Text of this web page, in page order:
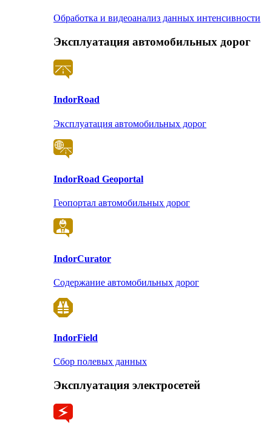
Обработка и видеоанализ данных интенсивности
Эксплуатация автомобильных дорог
IndorRoad
Эксплуатация автомобильных дорог
IndorRoad Geoportal
Геопортал автомобильных дорог
IndorCurator
Содержание автомобильных дорог
IndorField
Сбор полевых данных
Эксплуатация электросетей